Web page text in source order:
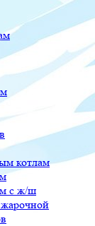
котлам
с ж/ш
жарочной